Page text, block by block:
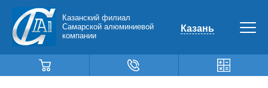
Казанский филиал
Самарской алюминиевой
компании
Казань